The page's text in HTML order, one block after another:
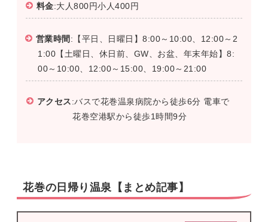
料金:大人800円小人400円
営業時間 :【平日、日曜日】8:00～10:00、12:00～2
1:00【土曜日、休日前、GW、お盆、年末年始】8:
00～10:00、12:00～15:00、19:00～21:00
アクセス:バスで花巻温泉病院から徒歩6分 電車で
花巻空港駅から徒歩1時間9分
花巻の日帰り温泉【まとめ記事】